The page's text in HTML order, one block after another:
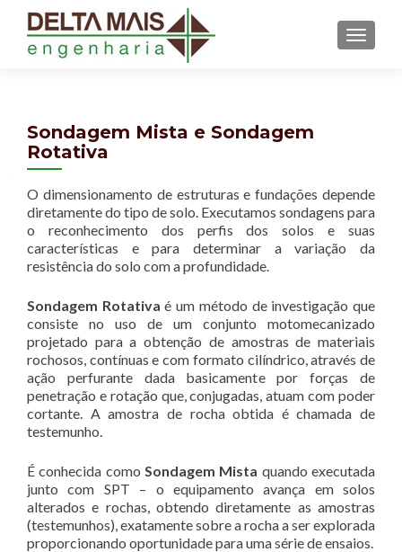
MENU
Sondagem Mista e Sondagem
Rotativa
O dimensionamento de estruturas e fundações depende
diretamente do tipo de solo. Executamos sondagens para
o reconhecimento dos perfis dos solos e suas
características e para determinar a variação da
resistência do solo com a profundidade.
Sondagem Rotativa é um método de investigação que
consiste no uso de um conjunto motomecanizado
projetado para a obtenção de amostras de materiais
rochosos, contínuas e com formato cilíndrico, através de
ação perfurante dada basicamente por forças de
penetração e rotação que, conjugadas, atuam com poder
cortante. A amostra de rocha obtida é chamada de
testemunho.
É conhecida como Sondagem Mista quando executada
junto com SPT – o equipamento avança em solos
alterados e rochas, obtendo diretamente as amostras
(testemunhos), exatamente sobre a rocha a ser explorada
proporcionando oportunidade para uma série de ensaios.